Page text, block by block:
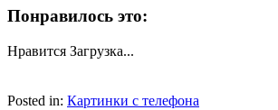
Понравилось это:
Нравится Загрузка...
Posted in: Картинки с телефона